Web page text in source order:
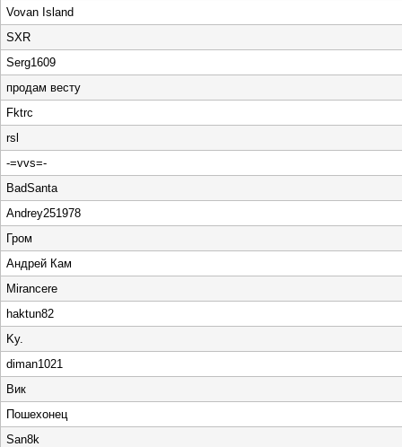
Vovan Island
SXR
Serg1609
продам весту
Fktrc
rsl
-=vvs=-
BadSanta
Andrey251978
Гром
Андрей Кам
Mirancere
haktun82
Ky.
diman1021
Вик
Пошехонец
San8k